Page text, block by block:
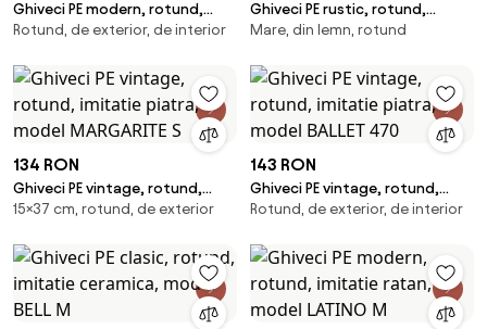
Ghiveci PE modern, rotund,
imitatie piatra, model RUMBA M
Rotund, de exterior, de interior
Ghiveci PE rustic, rotund,
imitatie butoi, model BOLERO L
Mare, din lemn, rotund
134 RON
Ghiveci PE vintage, rotund,
imitatie piatra, model
15×37 cm, rotund, de exterior
143 RON
Ghiveci PE vintage, rotund,
imitatie piatra, model BALLET
Rotund, de exterior, de interior